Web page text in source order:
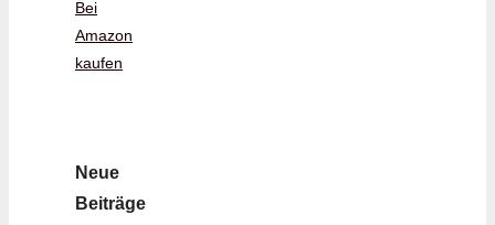
Bei
Amazon
kaufen
Neue
Beiträge